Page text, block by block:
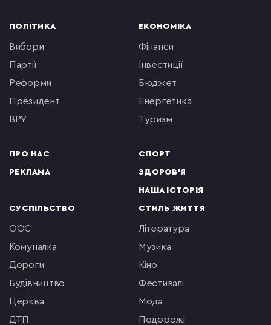
ПОЛІТИКА
вибори
партії
реформи
президент
ВРУ
ПРО НАС
РЕКЛАМА
ЕКОНОМІКА
фінанси
інвестиції
бюджет
енергетика
туризм
СПОРТ
ЗДОРОВ'Я
НАША ІСТОРІЯ
СУСПІЛЬСТВО
ООС
комуналка
Дороги
будівництво
церква
ДТП
СТИЛЬ ЖИТТЯ
література
музика
кіно
фестивалі
мода
подорожі